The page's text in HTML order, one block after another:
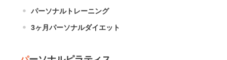
パーソナルトレーニング
3ヶ月パーソナルダイエット